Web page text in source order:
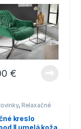
€
, Relaxačné
kreslo